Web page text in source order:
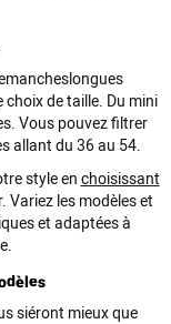
mancheslongues
de taille. Du mini
Vous pouvezfiltrer
allant du 36 au 54.
styleen choisissant
Variez les modèles et
et adaptées à
siéront mieux que